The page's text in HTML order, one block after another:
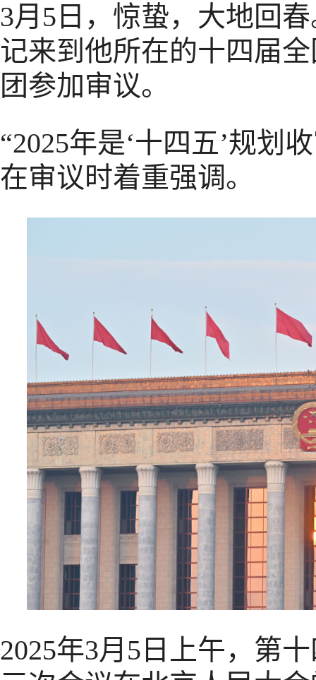
3月5日，惊蛰，大地回
记来到他所在的十四届
团参加审议。
“2025年是‘十四五’规划
在审议时着重强调。
2025年3月5日上午，第